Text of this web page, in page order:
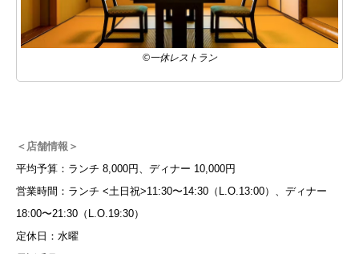
©一休レストラン
＜店舗情報＞
平均予算：ランチ 8,000円、ディナー 10,000円
営業時間：ランチ <土日祝>11:30〜14:30（L.O.13:00）、ディナー
18:00〜21:30（L.O.19:30）
定休日：水曜